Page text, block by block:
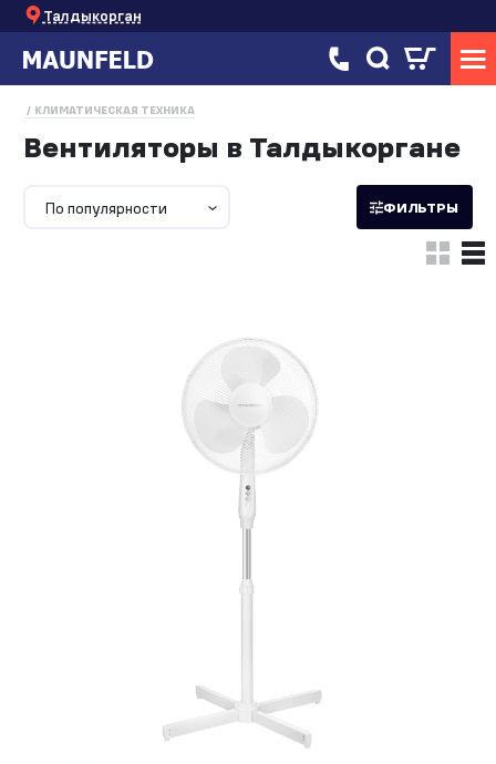
Талдыкорган
КЛИМАТИЧЕСКАЯ ТЕХНИКА
Вентиляторы в Талдыкоргане
По популярности ФИЛЬТРЫ